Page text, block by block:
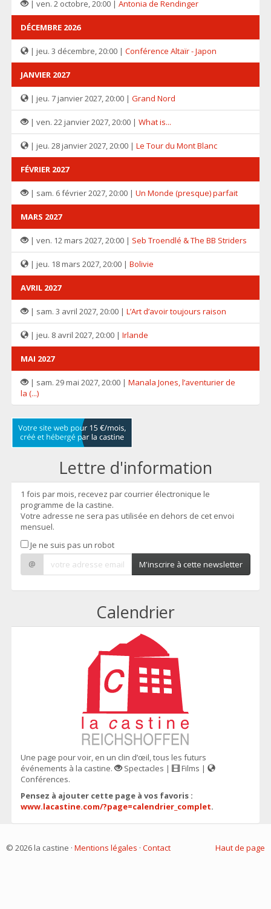
| ven. 2 octobre, 20:00 | Antonia de Rendinger
DÉCEMBRE 2026
| jeu. 3 décembre, 20:00 | Conférence Altaïr - Japon
JANVIER 2027
| jeu. 7 janvier 2027, 20:00 | Grand Nord
| ven. 22 janvier 2027, 20:00 | What is...
| jeu. 28 janvier 2027, 20:00 | Le Tour du Mont Blanc
FÉVRIER 2027
| sam. 6 février 2027, 20:00 | Un Monde (presque) parfait
MARS 2027
| ven. 12 mars 2027, 20:00 | Seb Troendlé & The BB Striders
| jeu. 18 mars 2027, 20:00 | Bolivie
AVRIL 2027
| sam. 3 avril 2027, 20:00 | L’Art d’avoir toujours raison
| jeu. 8 avril 2027, 20:00 | Irlande
MAI 2027
| sam. 29 mai 2027, 20:00 | Manala Jones, l’aventurier de
la (...)
Lettre d'information
1 fois par mois, recevez par courrier électronique le
programme de la castine.
Votre adresse ne sera pas utilisée en dehors de cet envoi
mensuel.
Je ne suis pas un robot
@
M'inscrire à cette newsletter
Calendrier
Une page pour voir, en un clin d’œil, tous les futurs
événements à la castine.
Spectacles |
Films |
Conférences.
Pensez à ajouter cette page à vos favoris :
www.lacastine.com/?page=calendrier_complet.
Haut de page
© 2026 la castine · Mentions légales · Contact